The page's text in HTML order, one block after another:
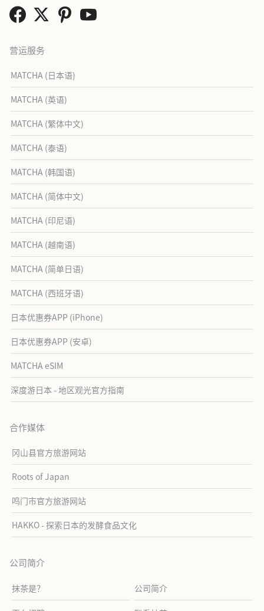
营运服务
MATCHA (日本语)
MATCHA (英语)
MATCHA (繁体中文)
MATCHA (泰语)
MATCHA (韩国语)
MATCHA (简体中文)
MATCHA (印尼语)
MATCHA (越南语)
MATCHA (简单日语)
MATCHA (西班牙语)
日本优惠券APP (iPhone)
日本优惠券APP (安卓)
MATCHA eSIM
深度游日本 - 地区观光官方指南
合作媒体
冈山县官方旅游网站
Roots of Japan
鸣门市官方旅游网站
HAKKO - 探索日本的发酵食品文化
公司简介
抹茶是？ 公司简介